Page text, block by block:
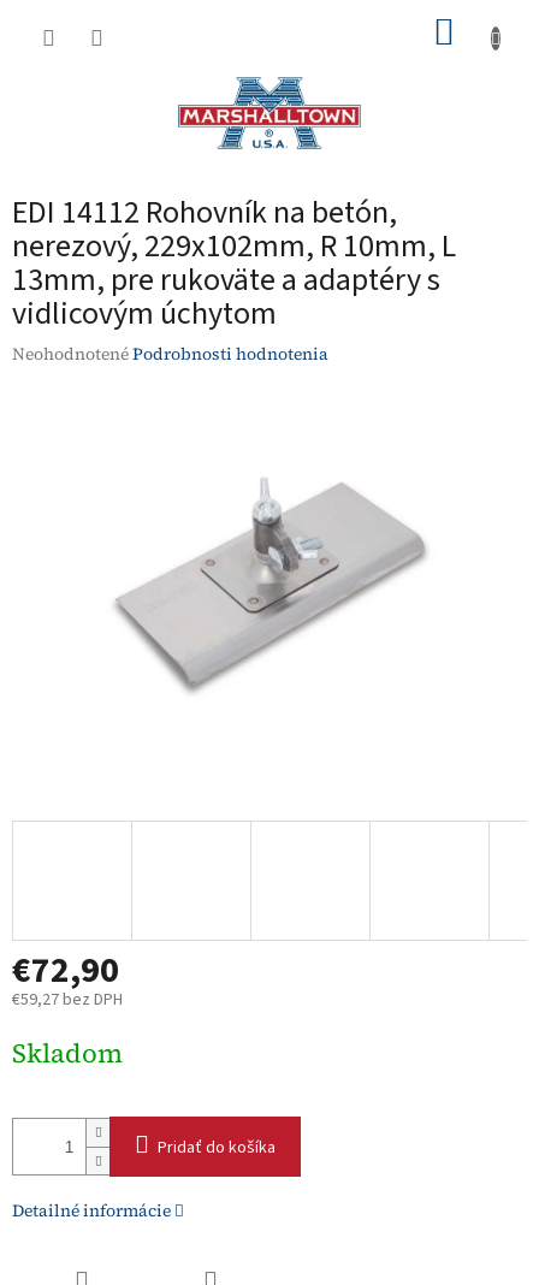
EDI 14112 Rohovník na betón,
nerezový, 229x102mm, R 10mm, L
13mm, pre rukoväte a adaptéry s
vidlicovým úchytom
Priemerné
NeohodnotenéPodrobnosti hodnotenia
€72,90
€59,27 bez DPH
cena:
Skladom
Pridať do košíka
Detailné informácie